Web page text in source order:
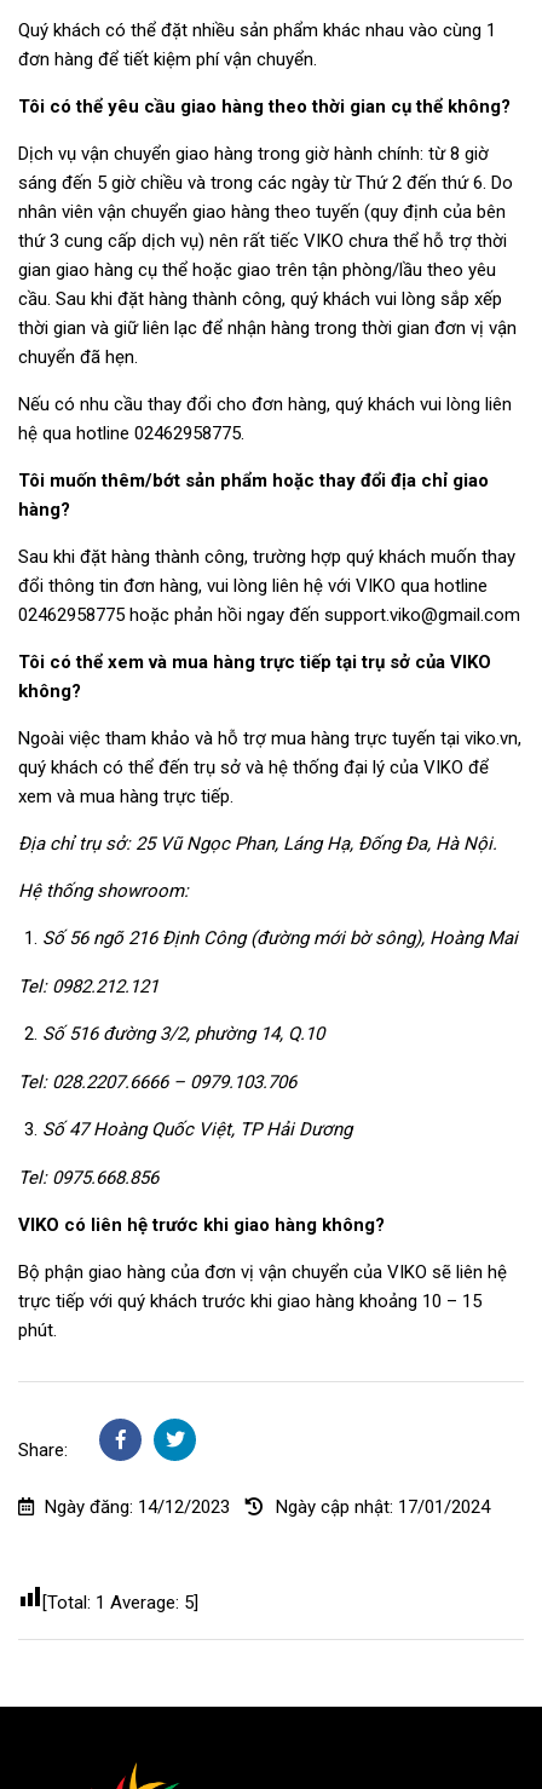
Quý khách có thể đặt nhiều sản phẩm khác nhau vào cùng 1
đơn hàng để tiết kiệm phí vận chuyển.
Tôi có thể yêu cầu giao hàng theo thời gian cụ thể không?
Dịch vụ vận chuyển giao hàng trong giờ hành chính: từ 8 giờ
sáng đến 5 giờ chiều và trong các ngày từ Thứ 2 đến thứ 6. Do
nhân viên vận chuyển giao hàng theo tuyến (quy định của bên
thứ 3 cung cấp dịch vụ) nên rất tiếc VIKO chưa thể hỗ trợ thời
gian giao hàng cụ thể hoặc giao trên tận phòng/lầu theo yêu
cầu. Sau khi đặt hàng thành công, quý khách vui lòng sắp xếp
thời gian và giữ liên lạc để nhận hàng trong thời gian đơn vị vận
chuyển đã hẹn.
Nếu có nhu cầu thay đổi cho đơn hàng, quý khách vui lòng liên
hệ qua hotline 02462958775.
Tôi muốn thêm/bớt sản phẩm hoặc thay đổi địa chỉ giao
hàng?
Sau khi đặt hàng thành công, trường hợp quý khách muốn thay
đổi thông tin đơn hàng, vui lòng liên hệ với VIKO qua hotline
02462958775 hoặc phản hồi ngay đến support.viko@gmail.com
Tôi có thể xem và mua hàng trực tiếp tại trụ sở của VIKO
không?
Ngoài việc tham khảo và hỗ trợ mua hàng trực tuyến tại viko.vn,
quý khách có thể đến trụ sở và hệ thống đại lý của VIKO để
xem và mua hàng trực tiếp.
Địa chỉ trụ sở: 25 Vũ Ngọc Phan, Láng Hạ, Đống Đa, Hà Nội.
Hệ thống showroom:
Số 56 ngõ 216 Định Công (đường mới bờ sông), Hoàng Mai
Tel: 0982.212.121
Số 516 đường 3/2, phường 14, Q.10
Tel: 028.2207.6666 – 0979.103.706
Số 47 Hoàng Quốc Việt, TP Hải Dương
Tel: 0975.668.856
VIKO có liên hệ trước khi giao hàng không?
Bộ phận giao hàng của đơn vị vận chuyển của VIKO sẽ liên hệ
trực tiếp với quý khách trước khi giao hàng khoảng 10 – 15
phút.
Share:
Ngày đăng: 14/12/2023 Ngày cập nhật: 17/01/2024
[Total: 1 Average: 5]